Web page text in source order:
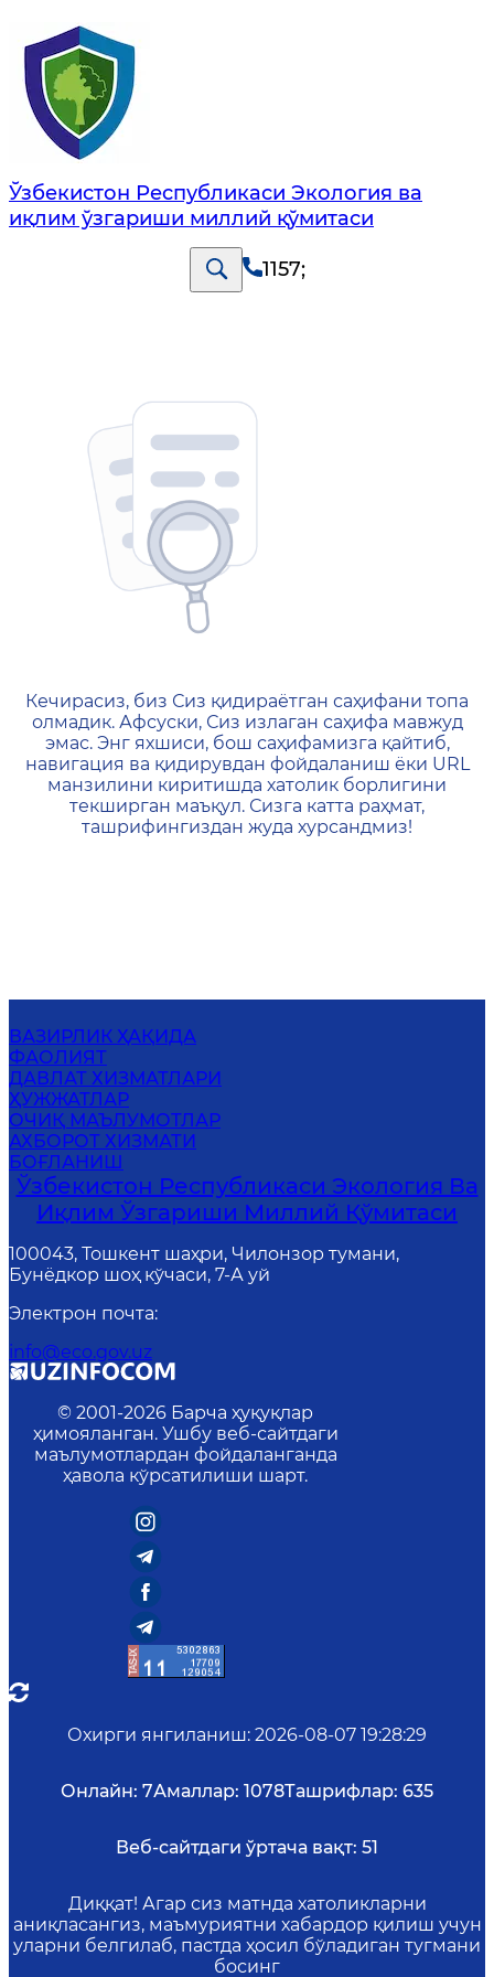
Ўзбекистон Республикаси Экология ва
иқлим ўзгариши миллий қўмитаси
1157;
404 — Страница не
Кечирасиз, биз Сиз қидираётган саҳифани топа
олмадик. Афсуски, Сиз излаган саҳифа мавжуд
эмас. Энг яхшиси, бош саҳифамизга қайтиб,
навигация ва қидирувдан фойдаланиш ёки URL
манзилини киритишда хатолик борлигини
текширган маъқул. Сизга катта раҳмат,
ташрифингиздан жуда хурсандмиз!
ВАЗИРЛИК ҲАҚИДА
ФАОЛИЯТ
ДАВЛАТ ХИЗМАТЛАРИ
ҲУЖЖАТЛАР
ОЧИҚ МАЪЛУМОТЛАР
АХБОРОТ ХИЗМАТИ
БОҒЛАНИШ
Ўзбекистон Республикаси Экология Ва
Иқлим Ўзгариши Миллий Қўмитаси
100043, Тошкент шаҳри, Чилонзор тумани,
Бунёдкор шоҳ кўчаси, 7-А уй
Электрон почта:
info@eco.gov.uz
© 2001-2026 Барча ҳуқуқлар
ҳимояланган. Ушбу веб-сайтдаги
маълумотлардан фойдаланганда
ҳавола кўрсатилиши шарт.
Охирги янгиланиш: 2026-08-07 19:28:29
Онлайн: 7Амаллар: 1078Ташрифлар: 635
Веб-сайтдаги ўртача вақт: 51
Диққат! Агар сиз матнда хатоликларни
аниқласангиз, маъмуриятни хабардор қилиш учун
уларни белгилаб, пастда ҳосил бўладиган тугмани
босинг